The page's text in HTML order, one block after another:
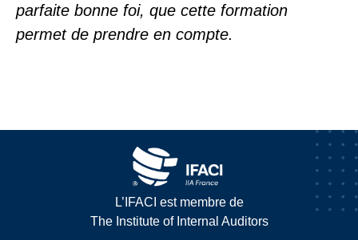
parfaite bonne foi, que cette formation
permet de prendre en compte.
L’IFACI est membre de
The Institute of Internal Auditors